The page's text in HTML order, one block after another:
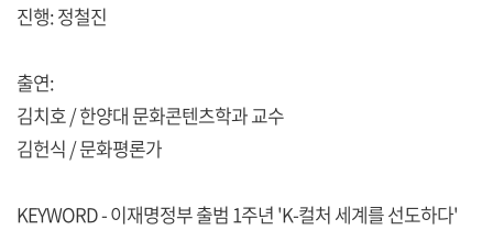
진행: 정철진
출연:
김치호 / 한양대 문화콘텐츠학과 교수
김헌식 / 문화평론가
KEYWORD - 이재명정부 출범 1주년 'K-컬처 세계를 선도하다'